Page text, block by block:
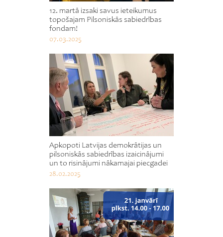
12. martā izsaki savus ieteikumus
topošajam Pilsoniskās sabiedrības
fondam!
07.03.2025
Apkopoti Latvijas demokrātijas un
pilsoniskās sabiedrības izaicinājumi
un to risinājumi nākamajai piecgadei
28.02.2025